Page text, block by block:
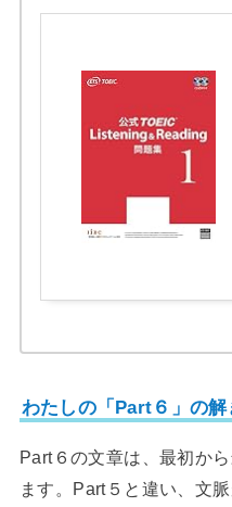
わたしの「Part６」の解
Part６の文章は、最初か
ます。Part５と違い、文